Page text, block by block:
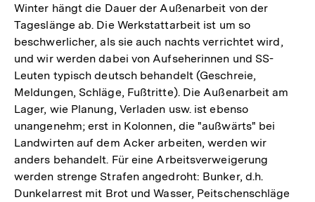
Winter hängt die Dauer der Außenarbeit von der
Tageslänge ab. Die Werkstattarbeit ist um so
beschwerlicher, als sie auch nachts verrichtet wird,
und wir werden dabei von Aufseherinnen und SS-
Leuten typisch deutsch behandelt (Geschreie,
Meldungen, Schläge, Fußtritte). Die Außenarbeit am
Lager, wie Planung, Verladen usw. ist ebenso
unangenehm; erst in Kolonnen, die "außwärts" bei
Landwirten auf dem Acker arbeiten, werden wir
anders behandelt. Für eine Arbeitsverweigerung
werden strenge Strafen angedroht: Bunker, d.h.
Dunkelarrest mit Brot und Wasser, Peitschenschläge